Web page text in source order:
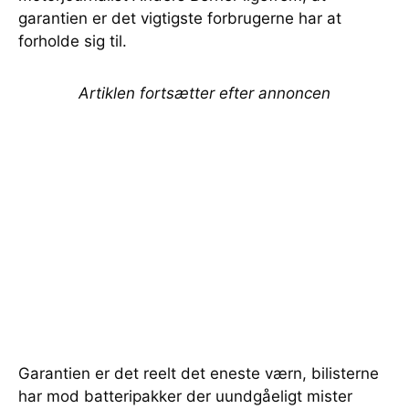
garantien er det vigtigste forbrugerne har at
forholde sig til.
Artiklen fortsætter efter annoncen
Garantien er det reelt det eneste værn, bilisterne
har mod batteripakker der uundgåeligt mister